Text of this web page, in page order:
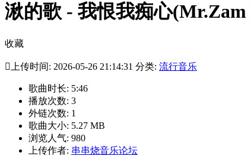
湫的歌 - 我恨我痴心
收藏
 上传时间: 2026-05-26 21:14:31 分类: 流行音乐
歌曲时长: 5:46
播放次数: 3
外链次数: 1
歌曲大小: 5.27 MB
浏览人气: 980
上传作者: 串串烧音乐论坛